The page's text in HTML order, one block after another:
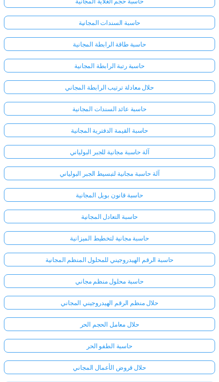
حاسبة السندات المجانية
حاسبة طاقة الرابطة المجانية
حاسبة رتبة الرابطة المجانية
حلال معادلة ترتيب الرابطة المجاني
حاسبة عائد السندات المجانية
حاسبة القيمة الدفترية المجانية
آلة حاسبة مجانية للجبر البولياني
آلة حاسبة مجانية لتبسيط الجبر البولياني
حاسبة قانون بويل المجانية
حاسبة التعادل المجانية
حاسبة مجانية لتخطيط الميزانية
حاسبة الرقم الهيدروجيني للمحلول المنظم المجانية
حاسبة محلول منظم مجاني
حلال منظم الرقم الهيدروجيني المجاني
حلال معامل الحجم الحر
حاسبة الطفو الحر
حلال قروض الأعمال المجاني